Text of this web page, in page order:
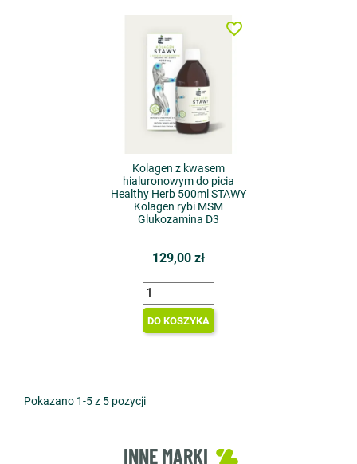
Kolagen z kwasem
hialuronowym do picia
Healthy Herb 500ml STAWY
Kolagen rybi MSM
Glukozamina D3
129,00 zł
DO KOSZYKA
favorite_border
Pokazano 1-5 z 5 pozycji
INNE MARKI